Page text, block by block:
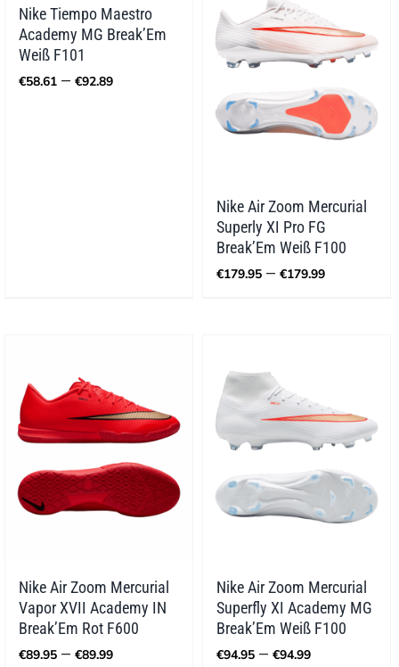
Nike Tiempo Maestro
Academy MG Break’Em
Weiß F101
€58.61 – €92.89Preisspanne:
Nike Air Zoom Mercurial
Superly XI Pro FG
Break’Em Weiß F100
€179.95 – €179.99
Nike Air Zoom Mercurial
Vapor XVII Academy IN
Break’Em Rot F600
€89.95 – €89.99Preisspanne:
Nike Air Zoom Mercurial
Superfly XI Academy MG
Break’Em Weiß F100
€94.95 – €94.99